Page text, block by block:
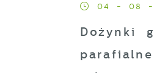
04 - 08 -
Dożynki